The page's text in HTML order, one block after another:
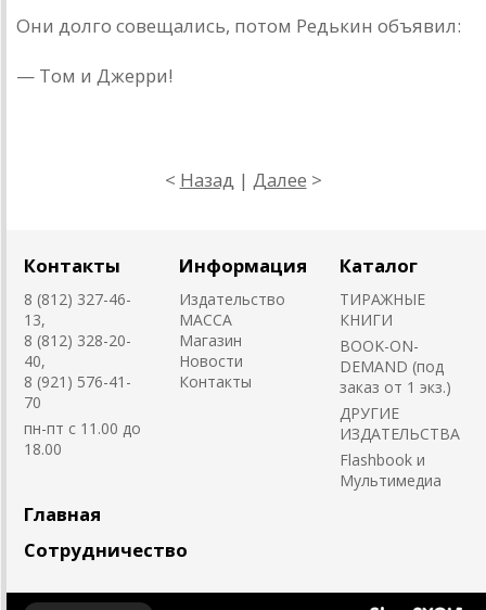
Они долго совещались, потом Редькин объявил:
— Том и Джерри!
< Назад | Далее >
Контакты
8 (812) 327-46-
13,
8 (812) 328-20-
40,
8 (921) 576-41-
70
пн-пт с 11.00 до
18.00
Информация
Издательство
MACCA
Магазин
Новости
Контакты
Каталог
ТИРАЖНЫЕ
КНИГИ
BOOK-ON-
DEMAND (под
заказ от 1 экз.)
ДРУГИЕ
ИЗДАТЕЛЬСТВА
Flashbook и
Мультимедиа
Главная
Сотрудничество